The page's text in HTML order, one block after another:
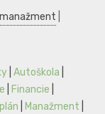
Autoškola
Financie
Manažment